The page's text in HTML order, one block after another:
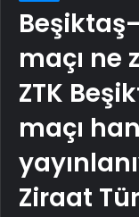
maçı ne
ZTK
maçı
Ziraat